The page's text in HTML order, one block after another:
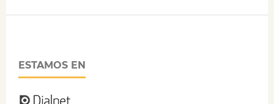
ESTAMOS EN